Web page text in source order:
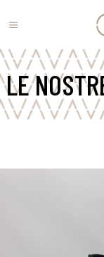
LE